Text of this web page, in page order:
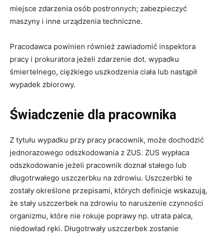
miejsce zdarzenia osób postronnych; zabezpieczyć
maszyny i inne urządzenia techniczne.
Pracodawca powinien również zawiadomić inspektora
pracy i prokuratora jeżeli zdarzenie dot. wypadku
śmiertelnego, ciężkiego uszkodzenia ciała lub nastąpił
wypadek zbiorowy.
Świadczenie dla pracownika
Z tytułu wypadku przy pracy pracownik, może dochodzić
jednorazowego odszkodowania z ZUS. ZUS wypłaca
odszkodowanie jeżeli pracownik doznał stałego lub
długotrwałego uszczerbku na zdrowiu. Uszczerbki te
zostały określone przepisami, których definicje wskazują,
że stały uszczerbek na zdrowiu to naruszenie czynności
organizmu, które nie rokuje poprawy np. utrata palca,
niedowład ręki. Długotrwały uszczerbek zostanie